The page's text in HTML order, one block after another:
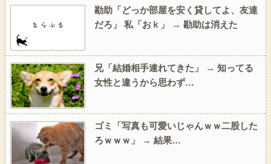
勘助「どっか部屋を安く貸してよ、友達
だろ」 私「おｋ」 → 勘助は消えた
兄「結婚相手連れてきた」 → 知ってる
女性と違うから思わず…
ゴミ「写真も可愛いじゃんｗｗ二股した
ろｗｗｗ」 → 結果…